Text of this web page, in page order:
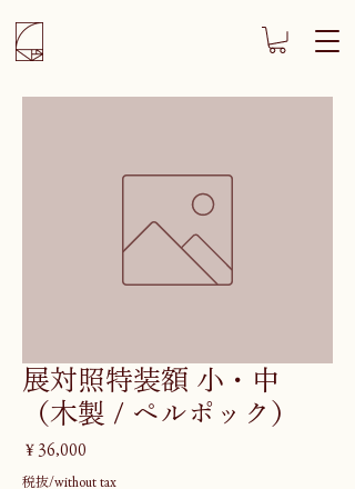
展対照特装額 小・中
（木製 / ペルポック）
￥36,000
税抜/without tax